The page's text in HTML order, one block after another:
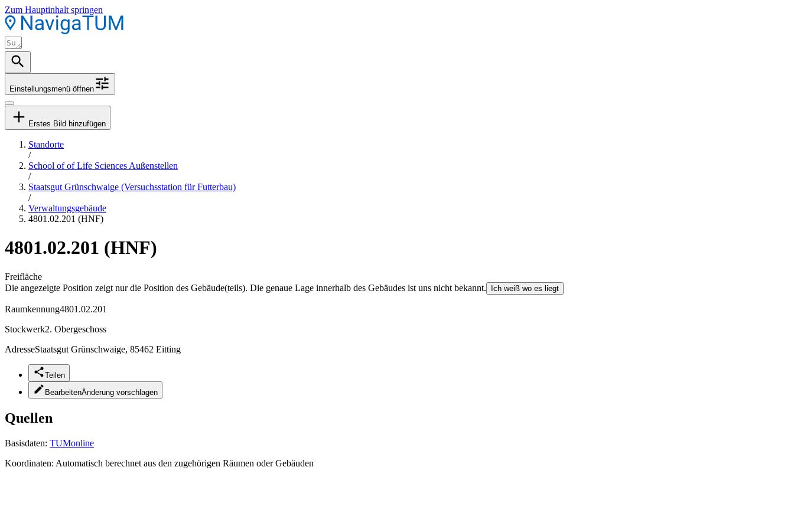
Zum Hauptinhalt springen
Einstellungsmenü öffnen
Erstes Bild hinzufügen
Standorte
/
School of of Life Sciences Außenstellen
/
Staatsgut Grünschwaige (Versuchsstation für Futterbau)
/
Verwaltungsgebäude
4801.02.201 (HNF)
4801.02.201 (HNF)
Freifläche
Die angezeigte Position zeigt nur die Position des Gebäude(teils). Die genaue Lage innerhalb des Gebäudes ist uns nicht bekannt.
Ich weiß wo es liegt
Raumkennung4801.02.201
Stockwerk2. Obergeschoss
AdresseStaatsgut Grünschwaige, 85462 Eitting
Teilen
BearbeitenÄnderung vorschlagen
Quellen
Basisdaten: TUMonline
Koordinaten: Automatisch berechnet aus den zugehörigen Räumen oder Gebäuden